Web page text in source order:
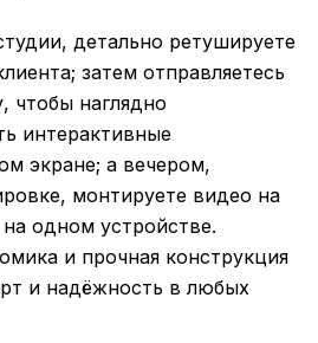
детально ретушируете
затем отправляетесь
чтобы наглядно
интерактивные
экране; а вечером,
монтируете видео на
одном устройстве.
и прочная конструкция
и надёжность в любых